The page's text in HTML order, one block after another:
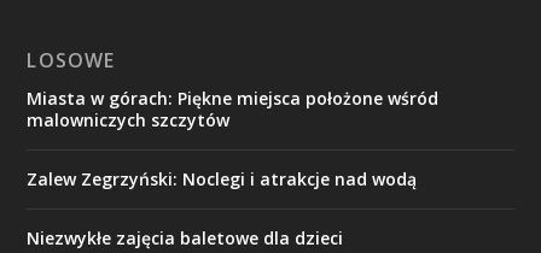
LOSOWE
Miasta w górach: Piękne miejsca położone wśród
malowniczych szczytów
Zalew Zegrzyński: Noclegi i atrakcje nad wodą
Niezwykłe zajęcia baletowe dla dzieci